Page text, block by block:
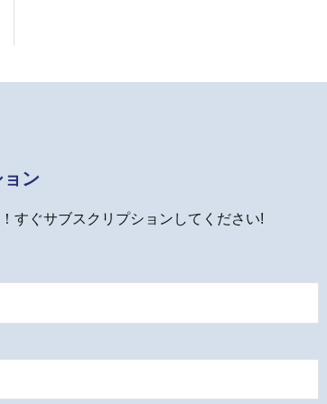
ン
すぐサブスクリプションしてください!